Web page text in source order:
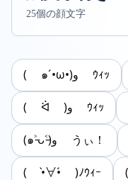
25個の顔文字
( ๑´•ω•)و ｳｨｯ
( ᐛ )و ｳｨｯ
(๑˃̵ᴗ˂̵)و うぃ！
( •̀∀•́ )ﾉｳｨｰ